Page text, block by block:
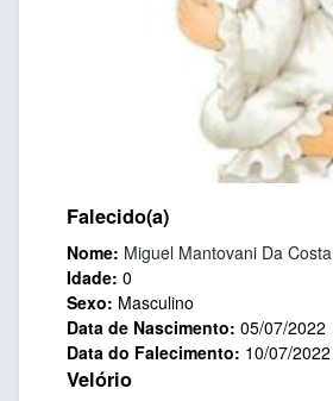
Falecido(a)
Nome: Miguel Mantovani Da Costa
Idade: 0
Sexo: Masculino
Data de Nascimento: 05/07/2022
Data do Falecimento: 10/07/2022
Velório